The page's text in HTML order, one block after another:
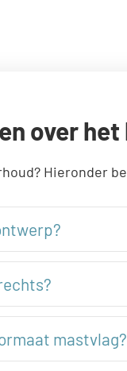
over
Hieronder
mastvlag?